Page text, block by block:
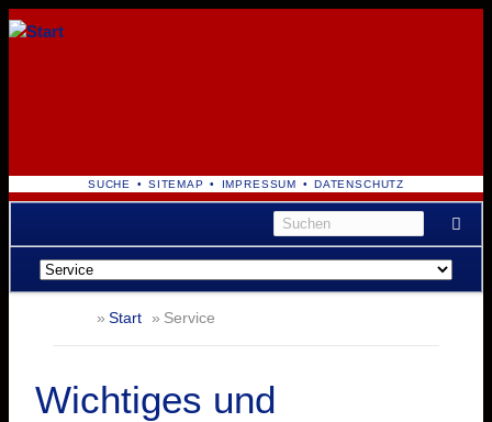
NAVIGATION
ÜBERSPRINGEN
SUCHE SITEMAP IMPRESSUM DATENSCHUTZ
Navigation
überspringen
Start Service
Wichtiges und